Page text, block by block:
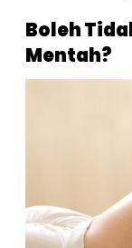
Boleh
Mentah?